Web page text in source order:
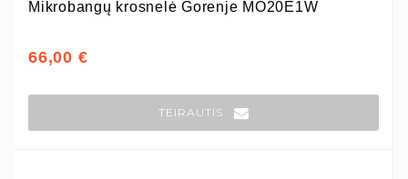
Mikrobangų krosnelė Gorenje MO20E1W
66,00 €
TEIRAUTIS